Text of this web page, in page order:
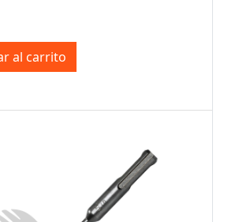
al carrito